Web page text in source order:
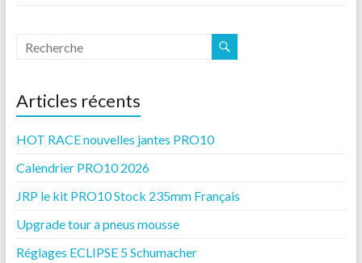
Articles récents
HOT RACE nouvelles jantes PRO10
Calendrier PRO10 2026
JRP le kit PRO10 Stock 235mm Français
Upgrade tour a pneus mousse
Réglages ECLIPSE 5 Schumacher